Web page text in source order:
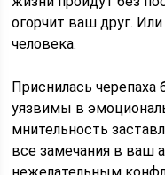
огорчит ваш друг.
человека.
Приснилась черепаха
уязвимы в
мнительность
все замечания в ваш